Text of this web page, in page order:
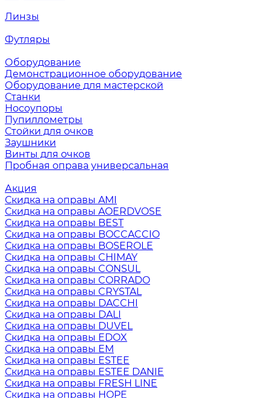
Линзы
Футляры
Оборудование
Демонстрационное оборудование
Оборудование для мастерской
Станки
Носоупоры
Пупиллометры
Стойки для очков
Заушники
Винты для очков
Пробная оправа универсальная
Акция
Скидка на оправы AMI
Скидка на оправы AOERDVOSE
Скидка на оправы BEST
Скидка на оправы BOCCACCIO
Скидка на оправы BOSEROLE
Скидка на оправы CHIMAY
Скидка на оправы CONSUL
Скидка на оправы CORRADO
Скидка на оправы CRYSTAL
Скидка на оправы DACCHI
Скидка на оправы DALI
Скидка на оправы DUVEL
Скидка на оправы EDOX
Скидка на оправы EM
Скидка на оправы ESTEE
Скидка на оправы ESTEE DANIE
Скидка на оправы FRESH LINE
Скидка на оправы HOPE